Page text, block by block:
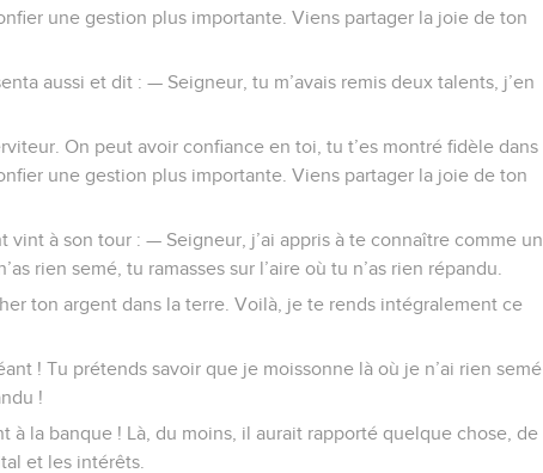
une gestion plus importante. Viens partager la joie de ton
aussi et dit : — Seigneur, tu m’avais remis deux talents, j’en
On peut avoir confiance en toi, tu t’es montré fidèle dans
une gestion plus importante. Viens partager la joie de ton
vint à son tour : — Seigneur, j’ai appris à te connaître comme un
rien semé, tu ramasses sur l’aire où tu n’as rien répandu.
ton argent dans la terre. Voilà, je te rends intégralement ce
! Tu prétends savoir que je moissonne là où je n’ai rien semé
!
à la banque ! Là, du moins, il aurait rapporté quelque chose, de
et les intérêts.